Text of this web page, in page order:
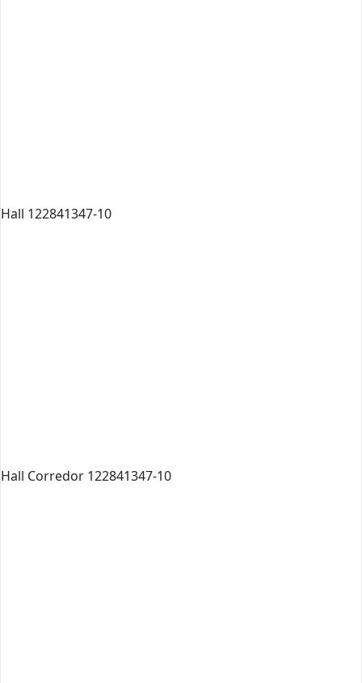
Hall 122841347-10
Hall Corredor 122841347-10